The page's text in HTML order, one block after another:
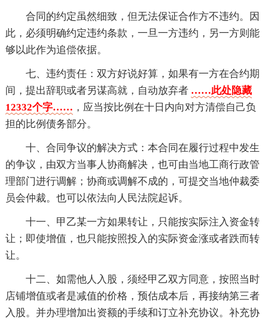
合同的约定虽然细致，但无法保证合作方不违约。因
此，必须明确约定违约条款，一旦一方违约，另一方则能
够以此作为追偿依据。
七、违约责任：双方好说好算，如果有一方在合约期
间，提出辞职或者另谋高就，自动放弃者 ……此处隐藏
12332个字…… ，应当按比例在十日内向对方清偿自己负
担的比例债务部分。
十、合同争议的解决方式：本合同在履行过程中发生
的争议，由双方当事人协商解决，也可由当地工商行政管
理部门进行调解；协商或调解不成的，可提交当地仲裁委
员会仲裁。也可以依法向人民法院起诉。
十一、甲乙某一方如果转让，只能按实际注入资金转
让；即使增值，也只能按照投入的实际资金涨或者跌而转
让。
十二、如需他人入股，须经甲乙双方同意，按照当时
店铺增值或者是减值的价格，预估成本后，再接纳第三者
入股。并办理增加出资额的手续和订立补充协议。补充协